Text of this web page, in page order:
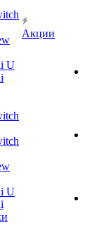
U
U
Акции